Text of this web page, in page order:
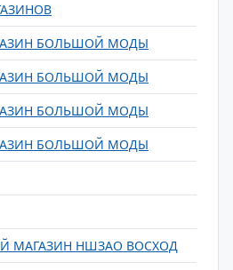
БОЛЬШОЙ МОДЫ
БОЛЬШОЙ МОДЫ
БОЛЬШОЙ МОДЫ
БОЛЬШОЙ МОДЫ
МАГАЗИН НШЗАО ВОСХОД